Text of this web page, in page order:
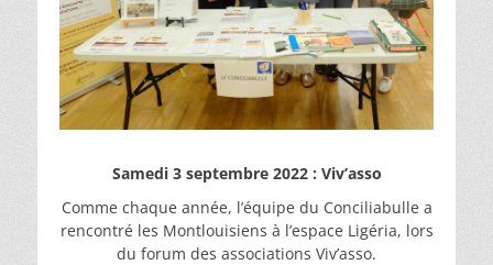
Samedi 3 septembre 2022 : Viv’asso
Comme chaque année, l’équipe du Conciliabulle a
rencontré les Montlouisiens à l’espace Ligéria, lors
du forum des associations Viv’asso.